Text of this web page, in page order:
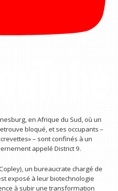
en Afrique du Sud, où un
bloqué, et ses occupants –
– sont confinés à un
appelé District 9.
un bureaucrate chargé de
exposé à leur biotechnologie
à subir une transformation